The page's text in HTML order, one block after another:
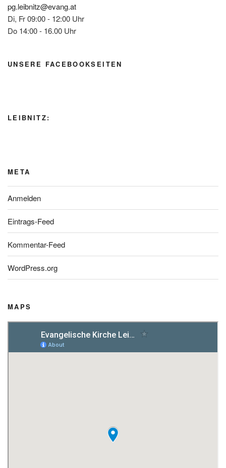
pg.leibnitz@evang.at
Di, Fr 09:00 - 12:00 Uhr
Do 14:00 - 16.00 Uhr
UNSERE FACEBOOKSEITEN
LEIBNITZ:
META
Anmelden
Eintrags-Feed
Kommentar-Feed
WordPress.org
MAPS